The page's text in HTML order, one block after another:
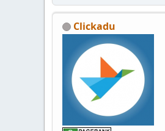
Clickadu